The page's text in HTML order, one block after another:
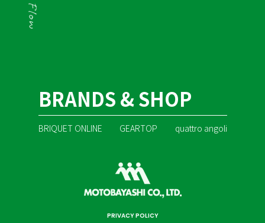
BRANDS & SHOP
BRIQUET ONLINE GEARTOP quattro angoli
PRIVACY POLICY